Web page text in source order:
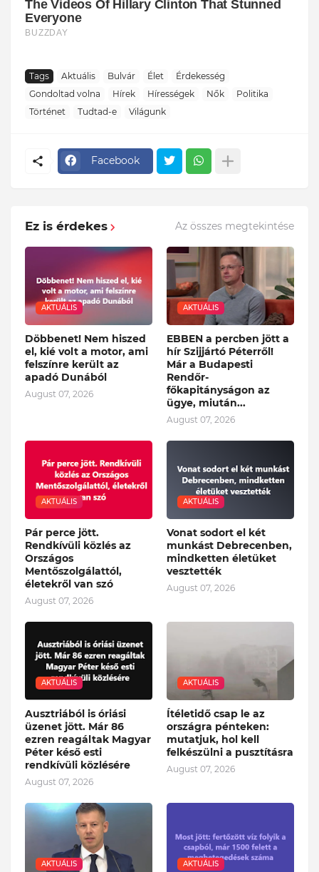
Tags Aktuális Bulvár Élet
Érdekesség
Gondoltad volna
Hírek Hírességek Nők
Politika
Történet
Tudtad-e Világunk
Facebook
Ez is érdekes Az összes megtekintése
AKTUÁLIS
Döbbenet! Nem hiszed
el, kié volt a motor, ami
felszínre került az
apadó Dunából
August 07, 2026
AKTUÁLIS
EBBEN a percben jött a
hír Szijjártó Péterről!
Már a Budapesti
Rendőr-
főkapitányságon az
ügye, miután...
August 07, 2026
AKTUÁLIS
Pár perce jött.
Rendkívüli közlés az
Országos
Mentőszolgálattól,
életekről van szó
August 07, 2026
AKTUÁLIS
Vonat sodort el két
munkást Debrecenben,
mindketten életüket
vesztették
August 07, 2026
AKTUÁLIS
Ausztriából is óriási
üzenet jött. Már 86
ezren reagáltak Magyar
Péter késő esti
rendkívüli közlésére
August 07, 2026
AKTUÁLIS
Ítéletidő csap le az
országra pénteken:
mutatjuk, hol kell
felkészülni a pusztításra
August 07, 2026
AKTUÁLIS AKTUÁLIS